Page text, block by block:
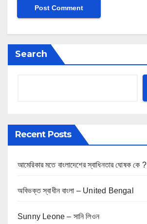
Search
Recent Posts
আমেরিকার মতে বাংলাদেশের স্বাধিনতার ঘোষক কে ?
অবিভক্ত স্বাধীন বাংলা – United Bengal
Sunny Leone – সানি লিওন